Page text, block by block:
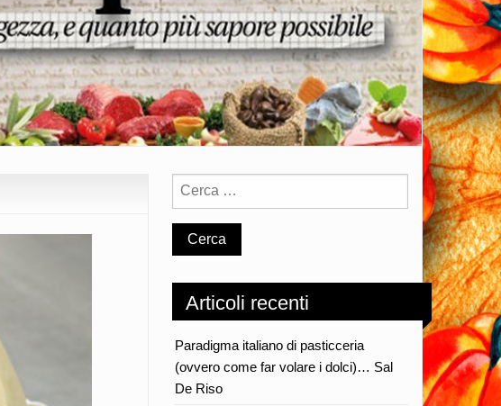
Articoli recenti
Paradigma italiano di pasticceria
(ovvero come far volare i dolci)… Sal
De Riso